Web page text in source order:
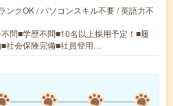
ンクOK / パソコンスキル不要 / 英語力不
問■学歴不問■10名以上採用予定！■履
社会保険完備■社員登用…